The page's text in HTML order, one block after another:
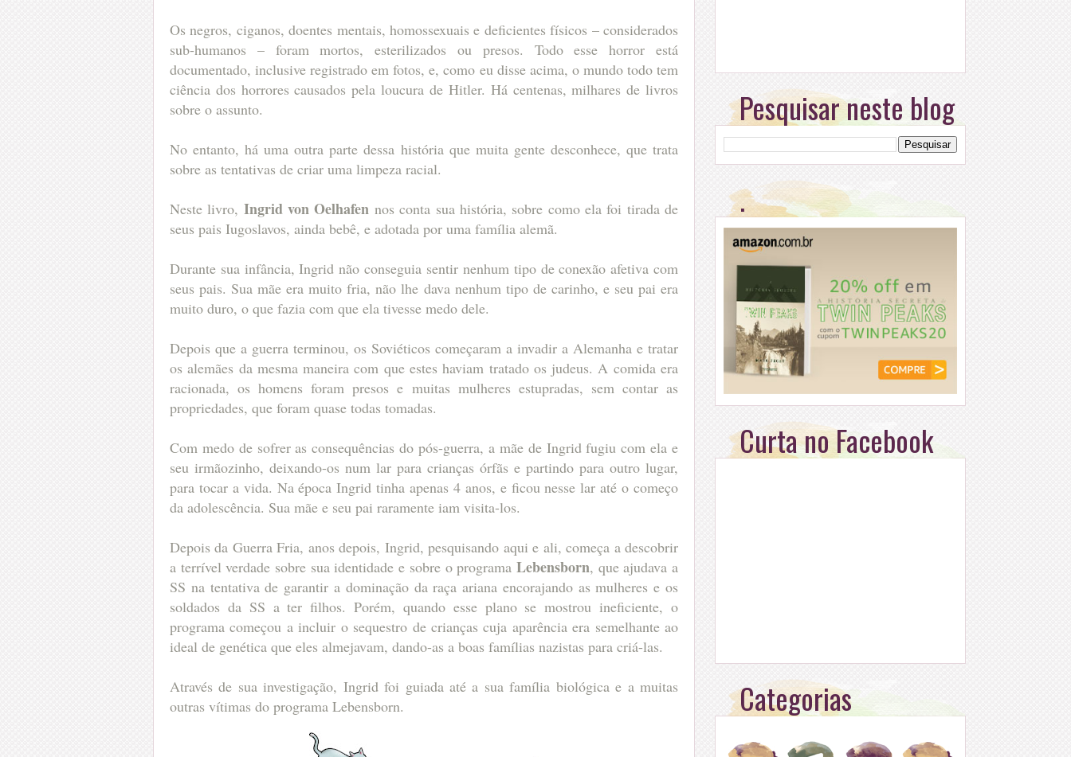
Os negros, ciganos, doentes mentais, homossexuais e deficientes físicos – considerados
sub-humanos – foram mortos, esterilizados ou presos. Todo esse horror está
documentado, inclusive registrado em fotos, e, como eu disse acima, o mundo todo tem
ciência dos horrores causados pela loucura de Hitler. Há centenas, milhares de livros
sobre o assunto.
No entanto, há uma outra parte dessa história que muita gente desconhece, que trata
sobre as tentativas de criar uma limpeza racial.
Neste livro, Ingrid von Oelhafen nos conta sua história, sobre como ela foi tirada de
seus pais Iugoslavos, ainda bebê, e adotada por uma família alemã.
Durante sua infância, Ingrid não conseguia sentir nenhum tipo de conexão afetiva com
seus pais. Sua mãe era muito fria, não lhe dava nenhum tipo de carinho, e seu pai era
muito duro, o que fazia com que ela tivesse medo dele.
Depois que a guerra terminou, os Soviéticos começaram a invadir a Alemanha e tratar
os alemães da mesma maneira com que estes haviam tratado os judeus. A comida era
racionada, os homens foram presos e muitas mulheres estupradas, sem contar as
propriedades, que foram quase todas tomadas.
Com medo de sofrer as consequências do pós-guerra, a mãe de Ingrid fugiu com ela e
seu irmãozinho, deixando-os num lar para crianças órfãs e partindo para outro lugar,
para tocar a vida. Na época Ingrid tinha apenas 4 anos, e ficou nesse lar até o começo
da adolescência. Sua mãe e seu pai raramente iam visita-los.
Depois da Guerra Fria, anos depois, Ingrid, pesquisando aqui e ali, começa a descobrir
a terrível verdade sobre sua identidade e sobre o programa Lebensborn, que ajudava a
SS na tentativa de garantir a dominação da raça ariana encorajando as mulheres e os
soldados da SS a ter filhos. Porém, quando esse plano se mostrou ineficiente, o
programa começou a incluir o sequestro de crianças cuja aparência era semelhante ao
ideal de genética que eles almejavam, dando-as a boas famílias nazistas para criá-las.
Através de sua investigação, Ingrid foi guiada até a sua família biológica e a muitas
outras vítimas do programa Lebensborn.
Pesquisar neste blog
.
Curta no Facebook
Categorias